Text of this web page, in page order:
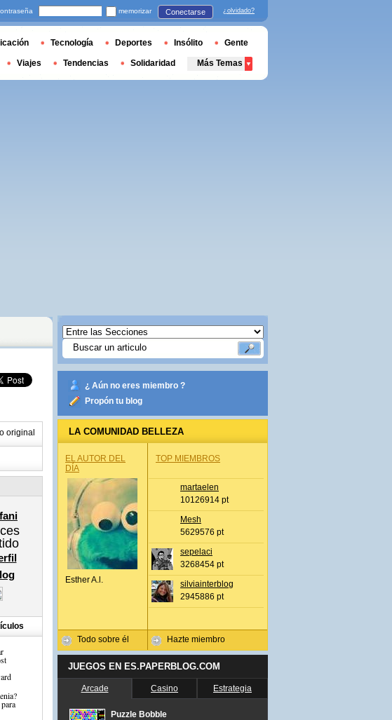
original
¿ Aún no eres miembro ?
Propón tu blog
LA COMUNIDAD BELLEZA
EL AUTOR DEL
DÍA
Esther A.l.
Todo sobre él
TOP MIEMBROS
martaelen
10126914 pt
Mesh
5629576 pt
sepelaci
3268454 pt
silviainterblog
2945886 pt
Hazte miembro
JUEGOS EN ES.PAPERBLOG.COM
Arcade Casino Estrategia
Puzzle Bobble
memorizar Conectarse ¿olvidado?
Tecnología Deportes Insólito Gente
Viajes Tendencias Solidaridad Más Temas